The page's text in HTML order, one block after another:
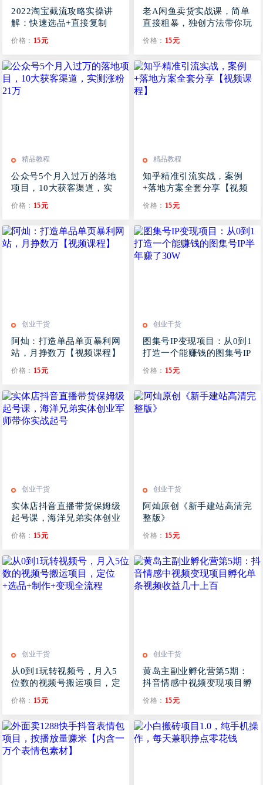
2022淘宝截流攻略实操讲
解：快速选品+直接复制
价格： 15元
老A闲鱼卖货实战课，简单
直接粗暴，独创方法带你玩
价格： 15元
精品教程
公众号5个月入过万的落地
项目，10大获客渠道，实
价格： 15元
精品教程
知乎精准引流实战，案例
+落地方案全套分享【视频
价格： 15元
创业干货
阿灿：打造单品单页暴利网
站，月挣数万【视频课程】
价格： 15元
创业干货
图集号IP变现项目：从0到1
打造一个能赚钱的图集号IP
价格： 15元
创业干货
实体店抖音直播带货保姆级
起号课，海洋兄弟实体创业
价格： 15元
创业干货
阿灿原创《新手建站高清完
整版》
价格： 15元
创业干货
从0到1玩转视频号，月入5
位数的视频号搬运项目，定
价格： 15元
创业干货
黄岛主副业孵化营第5期：
抖音情感中视频变现项目孵
价格： 15元